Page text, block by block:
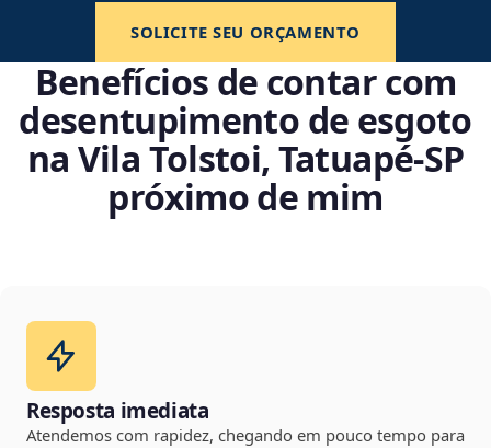
SOLICITE SEU ORÇAMENTO
Benefícios de contar com
desentupimento de esgoto
na Vila Tolstoi, Tatuapé‑SP
próximo de mim
Resposta imediata
Atendemos com rapidez, chegando em pouco tempo para